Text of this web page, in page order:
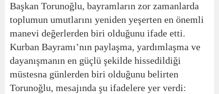
Başkan Torunoğlu, bayramların zor zamanlarda
toplumun umutlarını yeniden yeşerten en önemli
manevi değerlerden biri olduğunu ifade etti.
Kurban Bayramı’nın paylaşma, yardımlaşma ve
dayanışmanın en güçlü şekilde hissedildiği
müstesna günlerden biri olduğunu belirten
Torunoğlu, mesajında şu ifadelere yer verdi: